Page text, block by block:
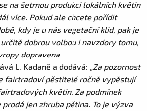
na šetrnou produkci lokálních květin
více. Pokud ale chcete pořídit
kdy je u nás vegetační klid, pak je
dobrou volbou i navzdory tomu,
dopravena
L. Kadaně a dodává: „Za pozornost
fairtradoví pěstitelé ročně vypěstují
květin. Za podmínek
jen zhruba pětina. To je výzva